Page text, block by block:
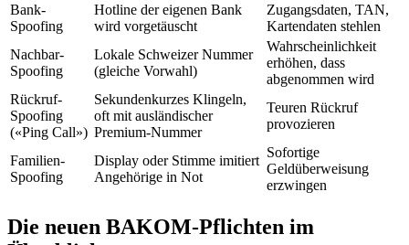
Bank-
Spoofing
Hotline der eigenen Bank
wird vorgetäuscht
Zugangsdaten, TAN,
Kartendaten stehlen
Nachbar-
Spoofing
Lokale Schweizer Nummer
(gleiche Vorwahl)
Wahrscheinlichkeit
erhöhen, dass
abgenommen wird
Rückruf-
Spoofing
(«Ping Call»)
Sekundenkurzes Klingeln,
oft mit ausländischer
Premium-Nummer
Teuren Rückruf
provozieren
Familien-
Spoofing
Display oder Stimme imitiert
Angehörige in Not
Sofortige
Geldüberweisung
erzwingen
Die neuen BAKOM-Pflichten im